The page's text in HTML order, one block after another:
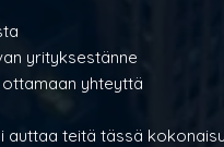
yrityksestänne
yhteyttä
auttaa teitä tässä